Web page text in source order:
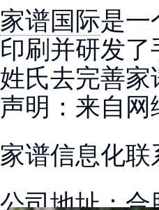
家谱国际是一
印刷并研发
姓氏去完善家
声明：来自
家谱信息化联
公司地址：